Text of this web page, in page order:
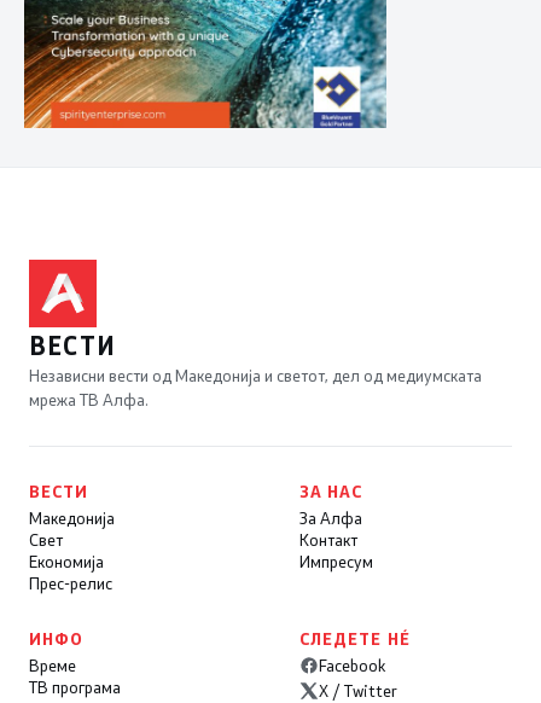
ВЕСТИ
Независни вести од Македонија и светот, дел од медиумската
мрежа ТВ Алфа.
ВЕСТИ
Македонија
Свет
Економија
Прес-релис
ЗА НАС
За Алфа
Контакт
Импресум
ИНФО
Време
ТВ програма
СЛЕДЕТЕ НÉ
Facebook
X / Twitter